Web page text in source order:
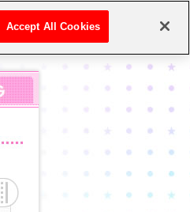
Accept All Cookies